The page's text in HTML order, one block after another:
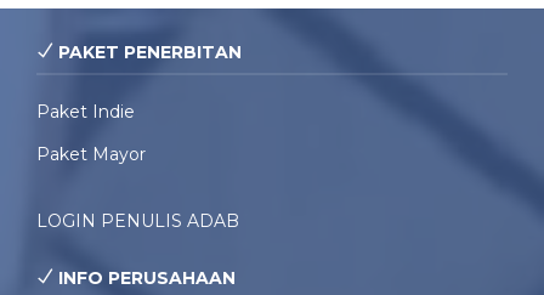
PAKET PENERBITAN
Paket Indie
Paket Mayor
LOGIN PENULIS ADAB
INFO PERUSAHAAN